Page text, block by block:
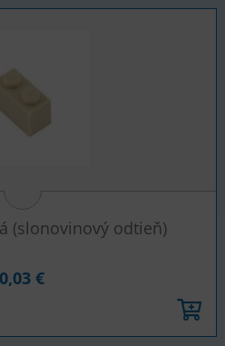
(slonovinový odtieň)
0,03 €